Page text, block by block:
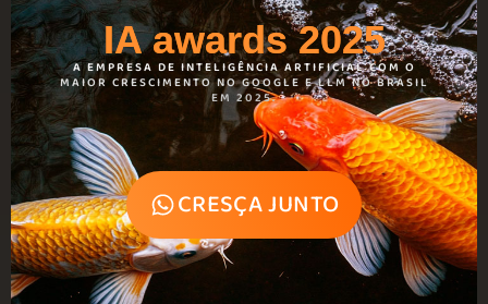
IA awards 2025
A EMPRESA DE INTELIGÊNCIA ARTIFICIAL COM O
MAIOR CRESCIMENTO NO GOOGLE E LLM NO BRASIL
EM 2025.
CRESÇA JUNTO